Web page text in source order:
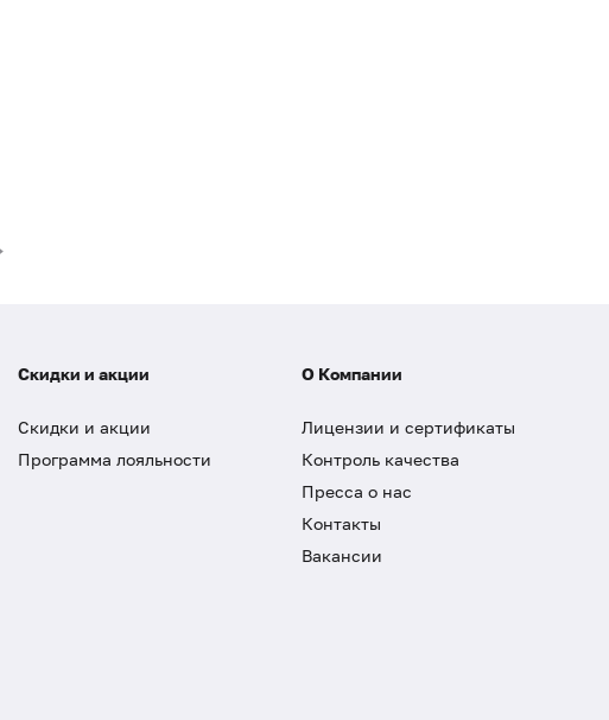
Скидки и акции
Скидки и акции
Программа лояльности
О Компании
Лицензии и сертификаты
Контроль качества
Пресса о нас
Контакты
Вакансии